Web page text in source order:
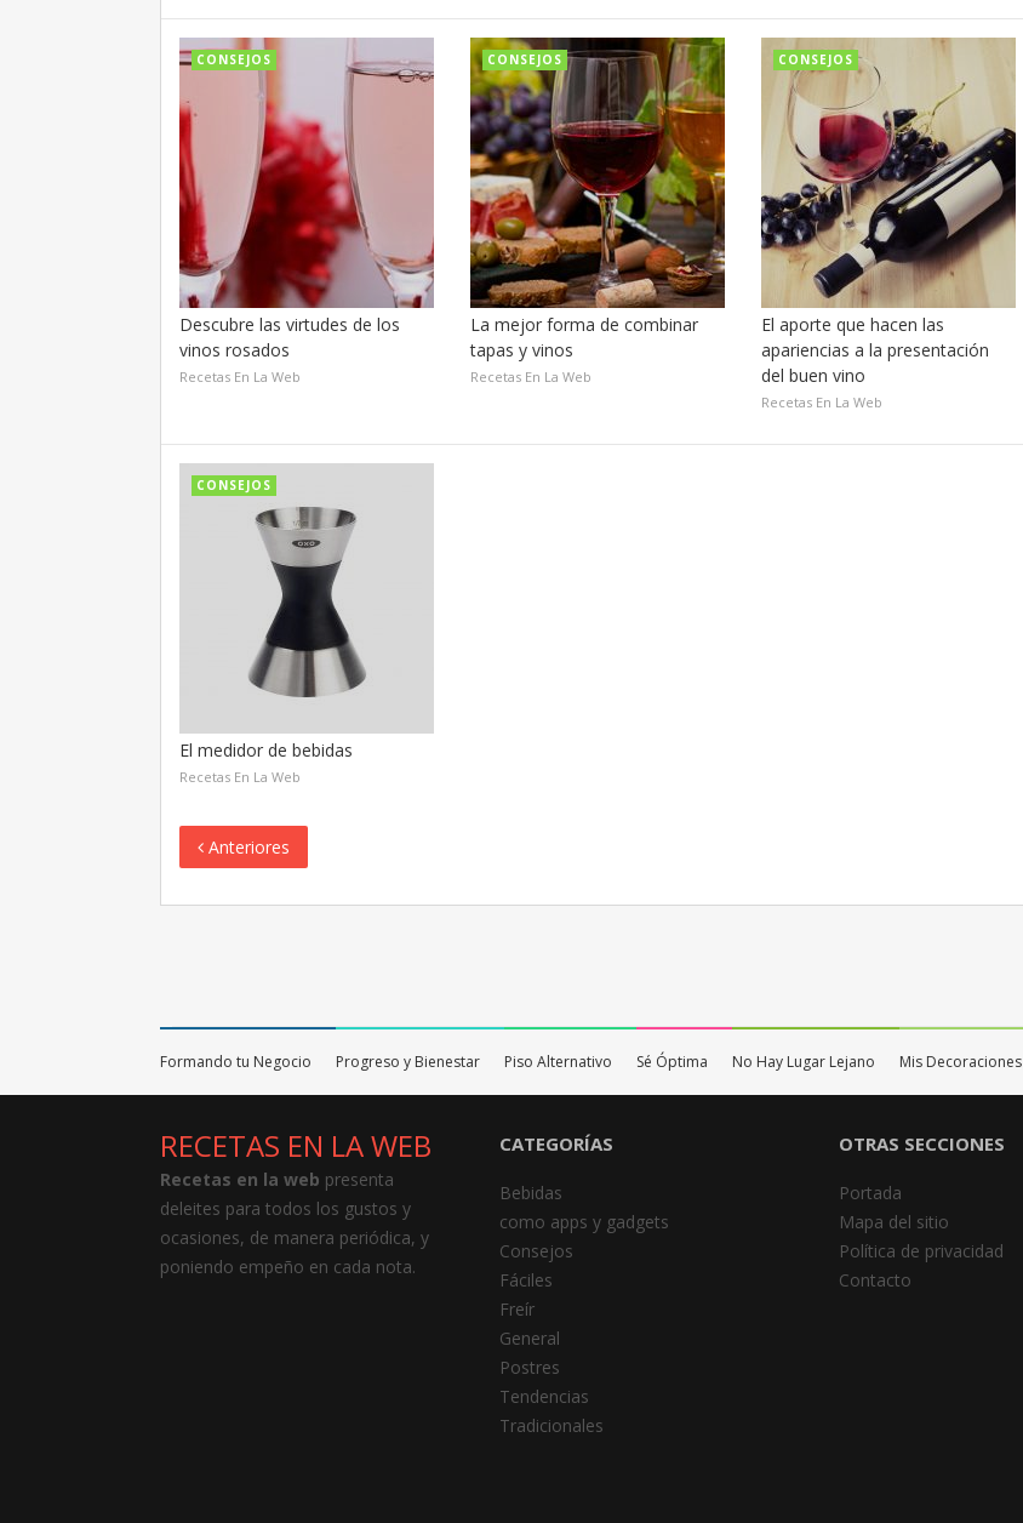
CONSEJOS
Descubre las virtudes de los
vinos rosados
Recetas En La Web
CONSEJOS
La mejor forma de combinar
tapas y vinos
Recetas En La Web
CONSEJOS
El aporte que hacen las
apariencias a la presentación
del buen vino
Recetas En La Web
CONSEJOS
El medidor de bebidas
Recetas En La Web
Anteriores
Formando tu Negocio Progreso y Bienestar Piso Alternativo Sé Óptima No Hay Lugar Lejano Mis Decoraciones
RECETAS EN LA WEB
Recetas en la web presenta
deleites para todos los gustos y
ocasiones, de manera periódica, y
poniendo empeño en cada nota.
CATEGORÍAS
Bebidas
como apps y gadgets
Consejos
Fáciles
Freír
General
Postres
Tendencias
Tradicionales
OTRAS SECCIONES
Portada
Mapa del sitio
Política de privacidad
Contacto